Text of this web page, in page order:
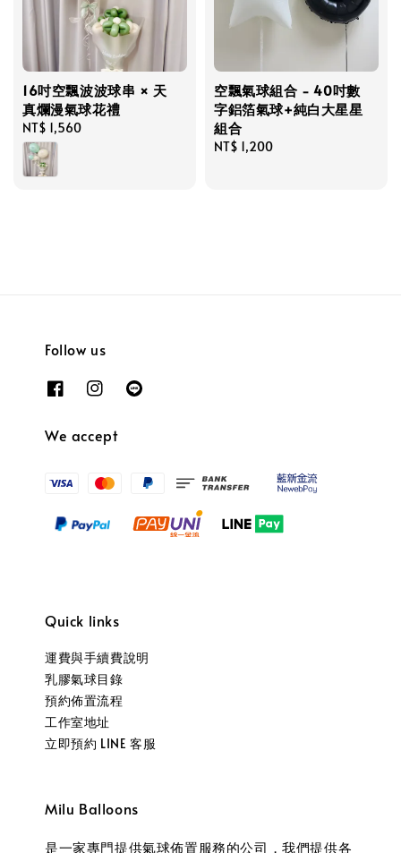
16吋空飄波波球串 × 天
真爛漫氣球花禮
Regular
price
NT$ 1,560
空飄氣球組合 - 40吋數
字鋁箔氣球+純白大星星
組合
Regular
NT$ 1,200
Follow us
We accept
Quick links
運費與手續費說明
乳膠氣球目錄
預約佈置流程
工作室地址
立即預約 LINE 客服
Milu Balloons
是一家專門提供氣球佈置服務的公司，我們提供各